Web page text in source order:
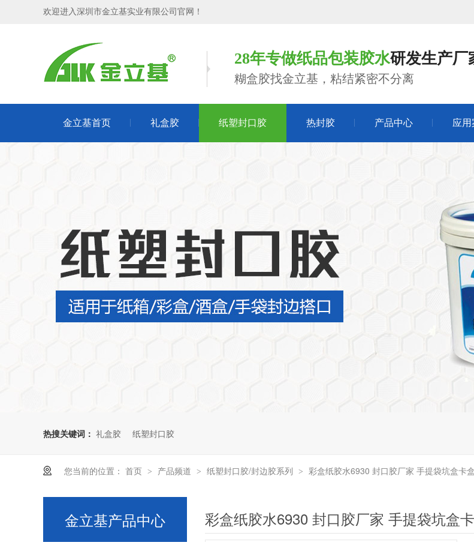
欢迎进入深圳市金立基实业有限公司官网！
28年专做纸品包装胶水研发生产厂
糊盒胶找金立基，粘结紧密不分离
金立基首页 礼盒胶 纸塑封口胶 热封胶 产品中心 应用
热搜关键词： 礼盒胶 纸塑封口胶
您当前的位置： 首页 > 产品频道 > 纸塑封口胶/封边胶系列 > 彩盒纸胶水6930 封口胶厂家 手提袋坑盒卡
彩盒纸胶水6930 封口胶厂家 手提袋坑盒
金立基产品中心